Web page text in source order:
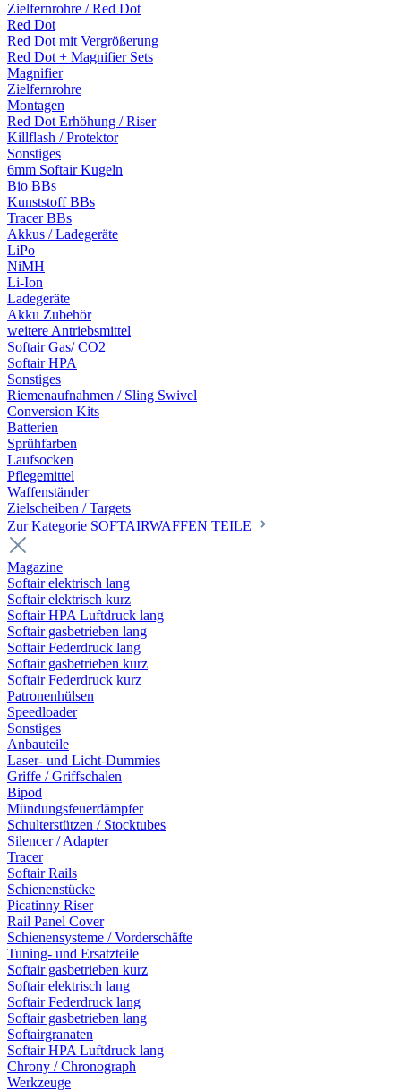
Zielfernrohre / Red Dot
Red Dot
Red Dot mit Vergrößerung
Red Dot + Magnifier Sets
Magnifier
Zielfernrohre
Montagen
Red Dot Erhöhung / Riser
Killflash / Protektor
Sonstiges
6mm Softair Kugeln
Bio BBs
Kunststoff BBs
Tracer BBs
Akkus / Ladegeräte
LiPo
NiMH
Li-Ion
Ladegeräte
Akku Zubehör
weitere Antriebsmittel
Softair Gas/ CO2
Softair HPA
Sonstiges
Riemenaufnahmen / Sling Swivel
Conversion Kits
Batterien
Sprühfarben
Laufsocken
Pflegemittel
Waffenständer
Zielscheiben / Targets
Zur Kategorie SOFTAIRWAFFEN TEILE
Magazine
Softair elektrisch lang
Softair elektrisch kurz
Softair HPA Luftdruck lang
Softair gasbetrieben lang
Softair Federdruck lang
Softair gasbetrieben kurz
Softair Federdruck kurz
Patronenhülsen
Speedloader
Sonstiges
Anbauteile
Laser- und Licht-Dummies
Griffe / Griffschalen
Bipod
Mündungsfeuerdämpfer
Schulterstützen / Stocktubes
Silencer / Adapter
Tracer
Softair Rails
Schienenstücke
Picatinny Riser
Rail Panel Cover
Schienensysteme / Vorderschäfte
Tuning- und Ersatzteile
Softair gasbetrieben kurz
Softair elektrisch lang
Softair Federdruck lang
Softair gasbetrieben lang
Softairgranaten
Softair HPA Luftdruck lang
Chrony / Chronograph
Werkzeuge